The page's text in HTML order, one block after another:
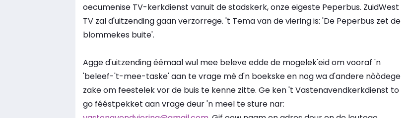
oecumenise TV-kerkdienst vanuit de stadskerk, onze eigeste Peperbus. ZuidWest
TV zal d'uitzending gaan verzorrege. 't Tema van de viering is: 'De Peperbus zet de
blommekes buite'.
Agge d'uitzending éémaal wul mee beleve edde de mogelek'eid om vooraf 'n
'beleef-'t-mee-taske' aan te vrage mè d'n boekske en nog wa d'andere nòòdege
zake om feestelek vor de buis te kenne zitte. Ge ken 't Vastenavendkerkdienst to
go fééstpekket aan vrage deur 'n meel te sture nar: